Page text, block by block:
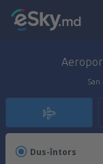
Dus-întors